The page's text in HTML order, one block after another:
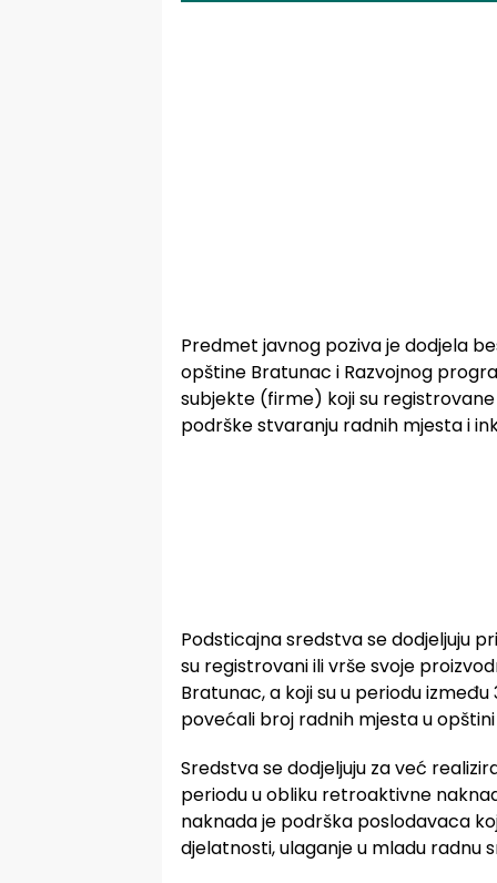
Predmet javnog poziva je dodjela
opštine Bratunac i Razvojnog
subjekte (firme) koji su
podrške stvaranju radnih mjesta i
Podsticajna sredstva se dodjeljuju
su registrovani ili vrše svoje
Bratunac, a koji su u periodu između
povećali broj radnih mjesta u
Sredstva se dodjeljuju za već
periodu u obliku retroaktivne
naknada je podrška poslodavaca
djelatnosti, ulaganje u mladu radnu